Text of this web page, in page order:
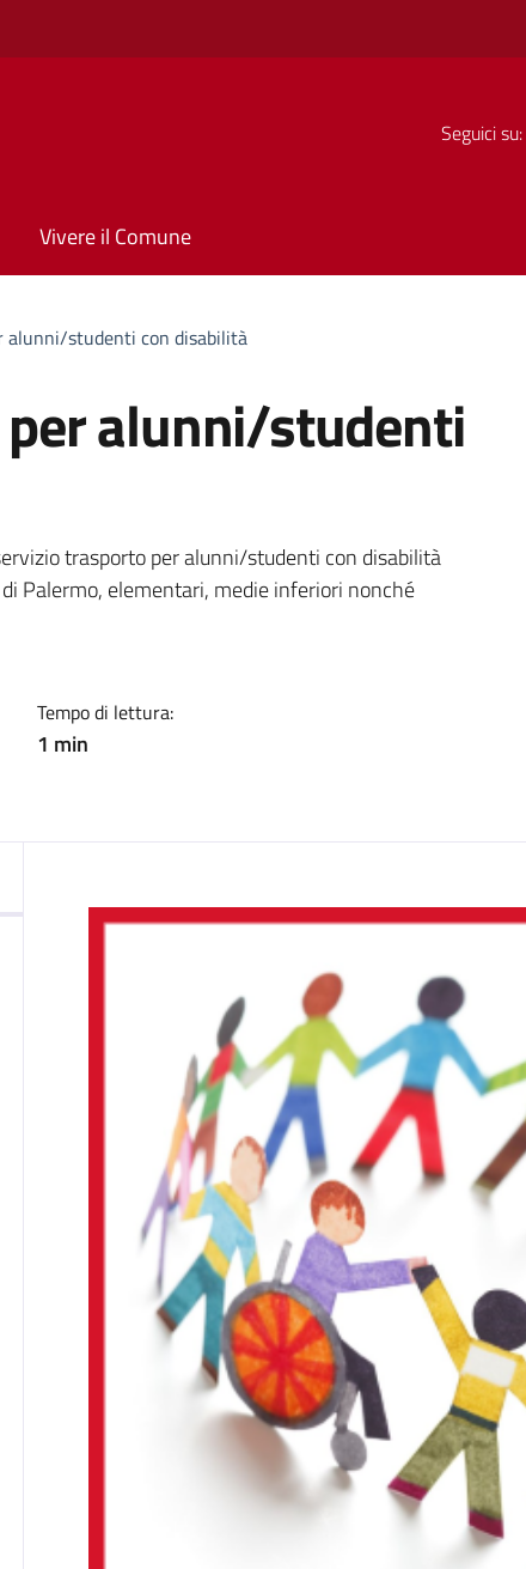
Seguici su:
Vivere il Comune
alunni/studenti con disabilità
alunni/studenti
trasporto per alunni/studenti con disabilità
Palermo, elementari, medie inferiori nonché
Tempo di lettura:
1 min